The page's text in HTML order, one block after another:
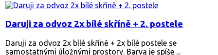
Daruji za odvoz 2x bílé skříně + 2. postele
Daruji za odvoz 2x bílé skříně + 2x bílé postele se
samostatnými úložnými prostory. Barva je spíše ...